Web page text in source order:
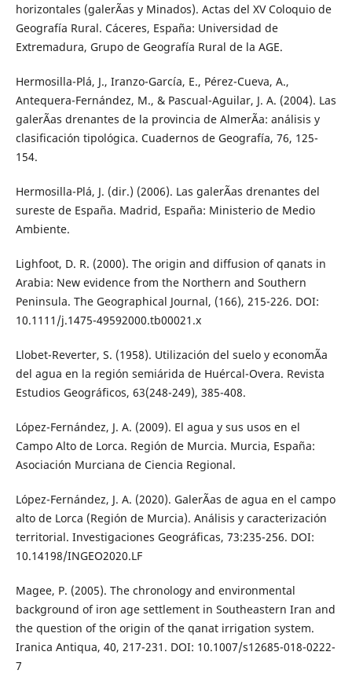
horizontales (galerÃ­as y Minados). Actas del XV Coloquio de
Geografía Rural. Cáceres, España: Universidad de
Extremadura, Grupo de Geografía Rural de la AGE.
Hermosilla-Plá, J., Iranzo-García, E., Pérez-Cueva, A.,
Antequera-Fernández, M., & Pascual-Aguilar, J. A. (2004). Las
galerÃ­as drenantes de la provincia de AlmerÃ­a: análisis y
clasificación tipológica. Cuadernos de Geografía, 76, 125-
154.
Hermosilla-Plá, J. (dir.) (2006). Las galerÃ­as drenantes del
sureste de España. Madrid, España: Ministerio de Medio
Ambiente.
Lighfoot, D. R. (2000). The origin and diffusion of qanats in
Arabia: New evidence from the Northern and Southern
Peninsula. The Geographical Journal, (166), 215-226. DOI:
10.1111/j.1475-49592000.tb00021.x
Llobet-Reverter, S. (1958). Utilización del suelo y economÃ­a
del agua en la región semiárida de Huércal-Overa. Revista
Estudios Geográficos, 63(248-249), 385-408.
López-Fernández, J. A. (2009). El agua y sus usos en el
Campo Alto de Lorca. Región de Murcia. Murcia, España:
Asociación Murciana de Ciencia Regional.
López-Fernández, J. A. (2020). GalerÃ­as de agua en el campo
alto de Lorca (Región de Murcia). Análisis y caracterización
territorial. Investigaciones Geográficas, 73:235-256. DOI:
10.14198/INGEO2020.LF
Magee, P. (2005). The chronology and environmental
background of iron age settlement in Southeastern Iran and
the question of the origin of the qanat irrigation system.
Iranica Antiqua, 40, 217-231. DOI: 10.1007/s12685-018-0222-
7